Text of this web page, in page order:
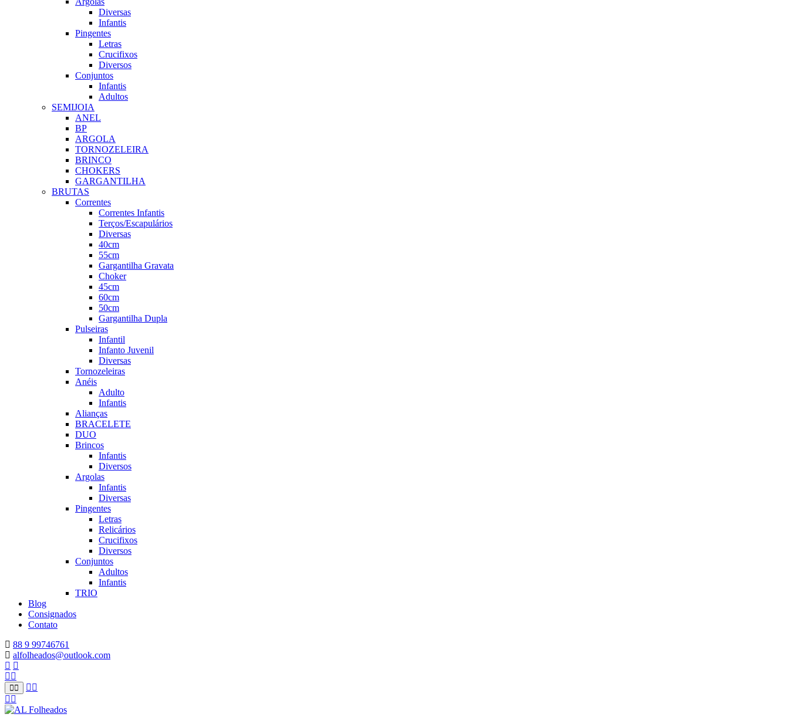
Diversas
Infantis
Pingentes
Letras
Crucifixos
Diversos
Conjuntos
Infantis
Adultos
SEMIJOIA
ANEL
BP
ARGOLA
TORNOZELEIRA
BRINCO
CHOKERS
GARGANTILHA
BRUTAS
Correntes
Correntes Infantis
Terços/Escapulários
Diversas
40cm
55cm
Gargantilha Gravata
Choker
45cm
60cm
50cm
Gargantilha Dupla
Pulseiras
Infantil
Infanto Juvenil
Diversas
Tornozeleiras
Anéis
Adulto
Infantis
Alianças
BRACELETE
DUO
Brincos
Infantis
Diversos
Argolas
Infantis
Diversas
Pingentes
Letras
Relicários
Crucifixos
Diversos
Conjuntos
Adultos
Infantis
TRIO
Blog
Consignados
Contato
88 9 99746761
alfolheados@outlook.com